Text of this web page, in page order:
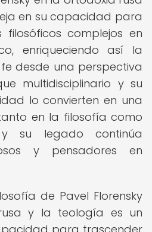
en su capacidad para
complejos en
enriqueciendo así la
desde una perspectiva
multidisciplinario y su
lo convierten en una
en la filosofía como
su legado continúa
y pensadores en
de Pavel Florensky
y la teología es un